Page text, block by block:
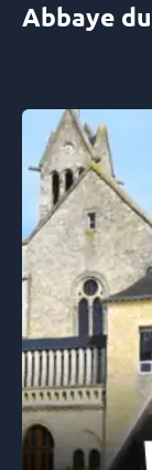
Abbaye